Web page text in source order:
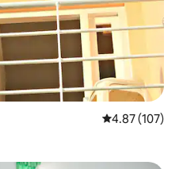
平均评分 4.87
4.87 (107)